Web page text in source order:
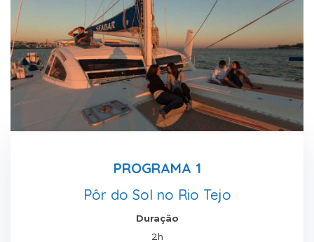
PROGRAMA 1
Pôr do Sol no Rio Tejo
Duração
2h